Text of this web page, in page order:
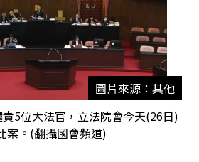
圖片來源：其他
5位大法官，立法院會今天(26日)
案。(翻攝國會頻道)